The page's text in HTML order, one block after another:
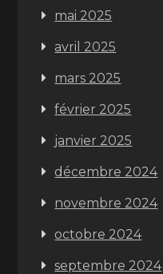
mai 2025
avril 2025
mars 2025
février 2025
janvier 2025
décembre 2024
novembre 2024
octobre 2024
septembre 2024